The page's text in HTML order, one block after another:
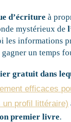
d’écriture à
mystérieux de
les informations
un temps
gratuit dans
efficaces
un profil littéraire)
premier livre.